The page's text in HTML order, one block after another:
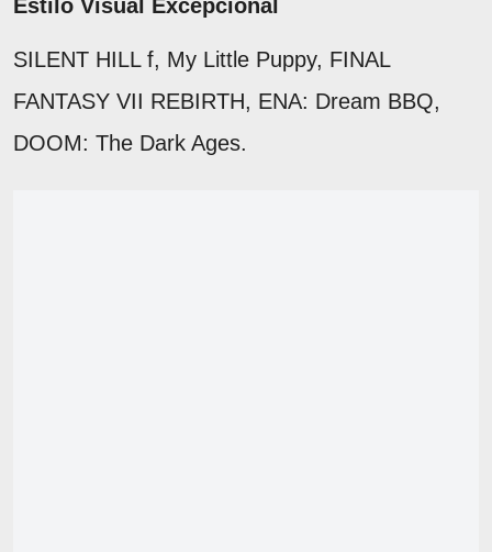
Estilo Visual Excepcional
SILENT HILL f, My Little Puppy, FINAL
FANTASY VII REBIRTH, ENA: Dream BBQ,
DOOM: The Dark Ages.